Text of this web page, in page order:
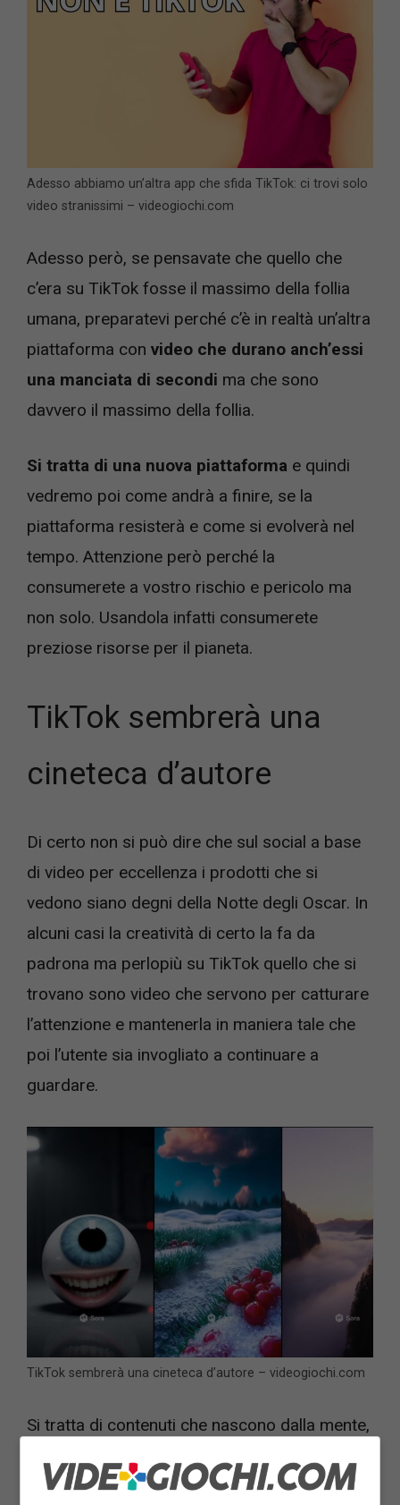
Adesso abbiamo un’altra app che sfida TikTok: ci trovi solo
video stranissimi – videogiochi.com
Adesso però, se pensavate che quello che
c’era su TikTok fosse il massimo della follia
umana, preparatevi perché c’è in realtà un’altra
piattaforma con video che durano anch’essi
una manciata di secondi ma che sono
davvero il massimo della follia.
Si tratta di una nuova piattaforma e quindi
vedremo poi come andrà a finire, se la
piattaforma resisterà e come si evolverà nel
tempo. Attenzione però perché la
consumerete a vostro rischio e pericolo ma
non solo. Usandola infatti consumerete
preziose risorse per il pianeta.
TikTok sembrerà una
cineteca d’autore
Di certo non si può dire che sul social a base
di video per eccellenza i prodotti che si
vedono siano degni della Notte degli Oscar. In
alcuni casi la creatività di certo la fa da
padrona ma perlopiù su TikTok quello che si
trovano sono video che servono per catturare
l’attenzione e mantenerla in maniera tale che
poi l’utente sia invogliato a continuare a
guardare.
TikTok sembrerà una cineteca d’autore – videogiochi.com
Si tratta di contenuti che nascono dalla mente,
che si mettono di impegno, con effetti speciali